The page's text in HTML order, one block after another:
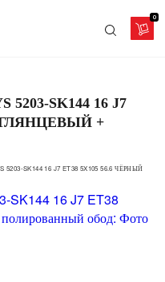
0
SK144 16 J7
ГЛЯНЦЕВЫЙ +
SK144 16 J7 ET38 5X105 56.6 ЧЁРНЫЙ